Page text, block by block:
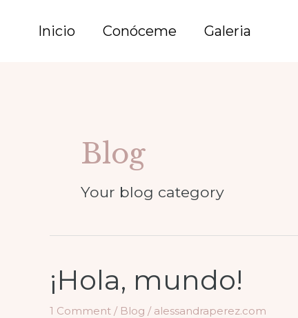
Inicio Conóceme Galeria
Blog
Your blog category
¡Hola, mundo!
1 Comment / Blog / alessandraperez.com
¡Hola,
mundo!